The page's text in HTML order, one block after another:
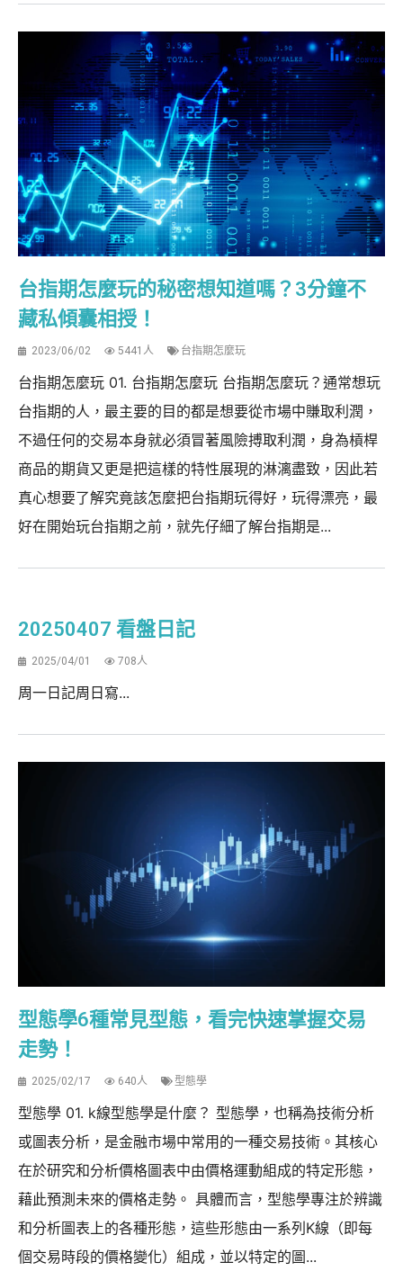
台指期怎麼玩的秘密想知道嗎？3分鐘不
藏私傾囊相授！
2023/06/02 5441人 台指期怎麼玩
台指期怎麼玩 01. 台指期怎麼玩 台指期怎麼玩？通常想玩
台指期的人，最主要的目的都是想要從市場中賺取利潤，
不過任何的交易本身就必須冒著風險搏取利潤，身為槓桿
商品的期貨又更是把這樣的特性展現的淋漓盡致，因此若
真心想要了解究竟該怎麼把台指期玩得好，玩得漂亮，最
好在開始玩台指期之前，就先仔細了解台指期是...
20250407 看盤日記
2025/04/01 708人
周一日記周日寫...
型態學6種常見型態，看完快速掌握交易
走勢！
2025/02/17 640人 型態學
型態學 01. k線型態學是什麼？ 型態學，也稱為技術分析
或圖表分析，是金融市場中常用的一種交易技術。其核心
在於研究和分析價格圖表中由價格運動組成的特定形態，
藉此預測未來的價格走勢。 具體而言，型態學專注於辨識
和分析圖表上的各種形態，這些形態由一系列K線（即每
個交易時段的價格變化）組成，並以特定的圖...